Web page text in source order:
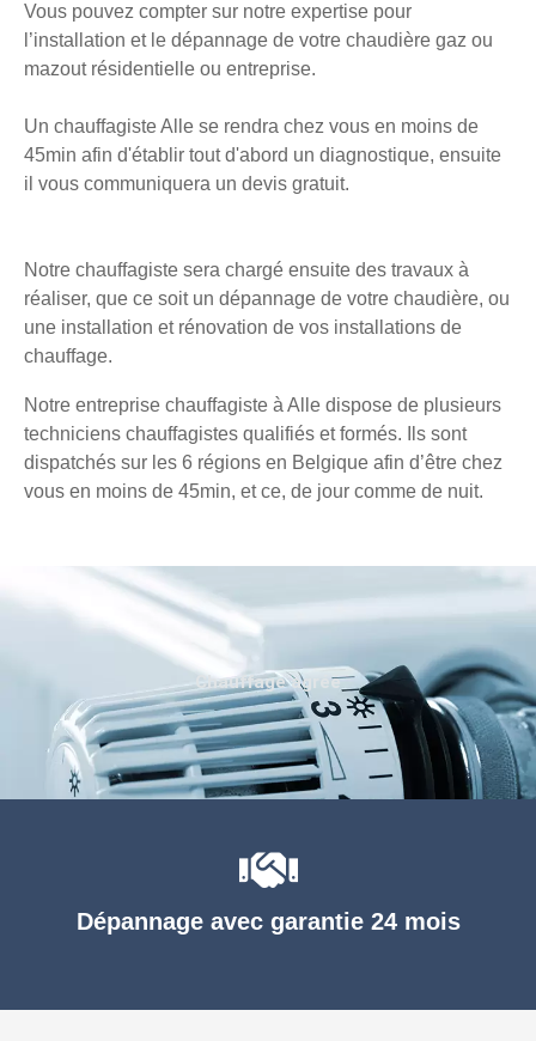
Vous pouvez compter sur notre expertise pour
l’installation et le dépannage de votre chaudière gaz ou
mazout résidentielle ou entreprise.
Un chauffagiste Alle se rendra chez vous en moins de
45min afin d'établir tout d'abord un diagnostique, ensuite
il vous communiquera un devis gratuit.
Notre chauffagiste sera chargé ensuite des travaux à
réaliser, que ce soit un dépannage de votre chaudière, ou
une installation et rénovation de vos installations de
chauffage.
Notre entreprise chauffagiste à Alle dispose de plusieurs
techniciens chauffagistes qualifiés et formés. Ils sont
dispatchés sur les 6 régions en Belgique afin d’être chez
vous en moins de 45min, et ce, de jour comme de nuit.
Dépannage avec garantie 24 mois
Chauffage agréé